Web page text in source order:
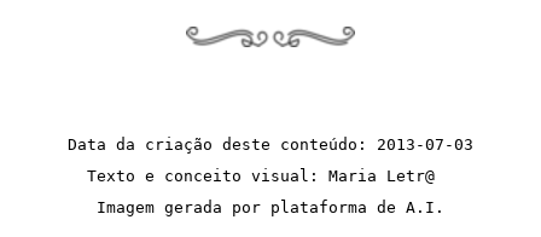
Data da criação deste conteúdo: 2013-07-03
Texto e conceito visual: Maria Letr@
Imagem gerada por plataforma de A.I.